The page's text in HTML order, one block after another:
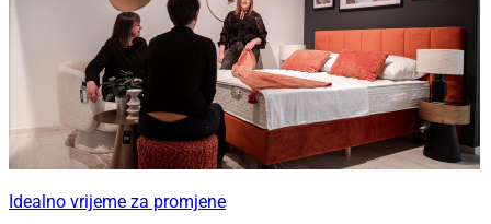
Idealno vrijeme za promjene